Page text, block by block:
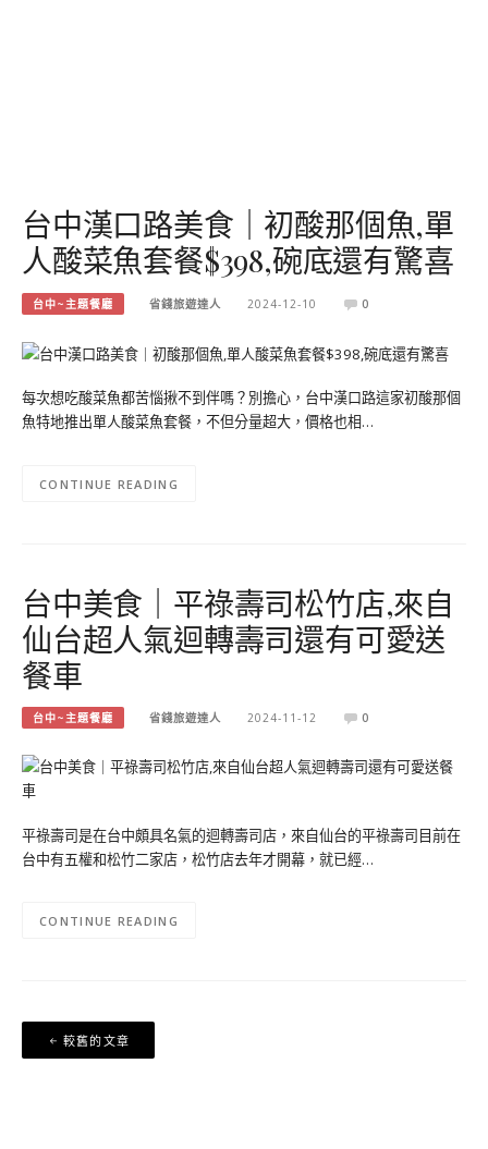
台中漢口路美食｜初酸那個魚,單
人酸菜魚套餐$398,碗底還有驚喜
台中~主題餐廳 省錢旅遊達人 2024-12-10 0
每次想吃酸菜魚都苦惱揪不到伴嗎？別擔心，台中漢口路這家初酸那個
魚特地推出單人酸菜魚套餐，不但分量超大，價格也相…
CONTINUE READING
台中美食｜平祿壽司松竹店,來自
仙台超人氣迴轉壽司還有可愛送
餐車
台中~主題餐廳 省錢旅遊達人 2024-11-12 0
平祿壽司是在台中頗具名氣的迴轉壽司店，來自仙台的平祿壽司目前在
台中有五權和松竹二家店，松竹店去年才開幕，就已經…
CONTINUE READING
章
較舊的文章